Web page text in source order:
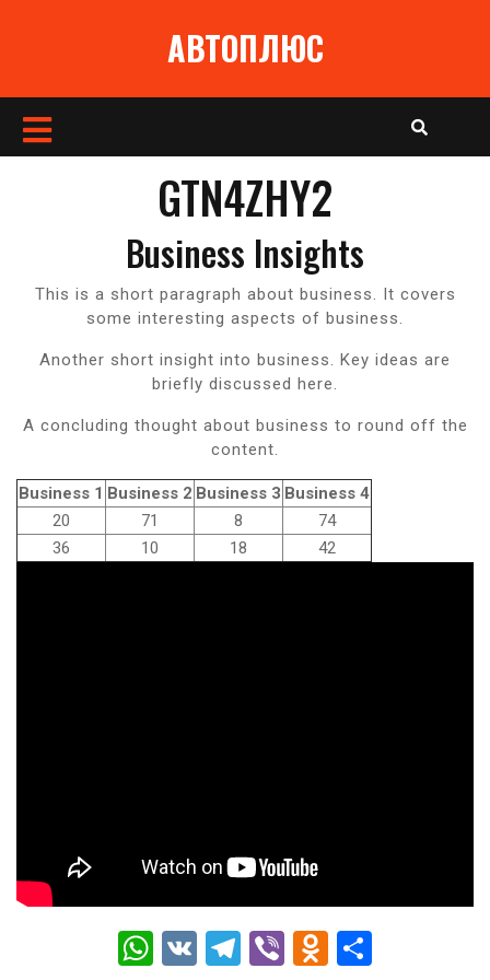
АВТОПЛЮС
Кнопка
GTN4ZHY2
Business Insights
This is a short paragraph about business. It covers
some interesting aspects of business.
Another short insight into business. Key ideas are
briefly discussed here.
A concluding thought about business to round off the
content.
Business 1 Business 2 Business 3 Business 4
20
71 8
74
36
10 18 42
W V T Vi O